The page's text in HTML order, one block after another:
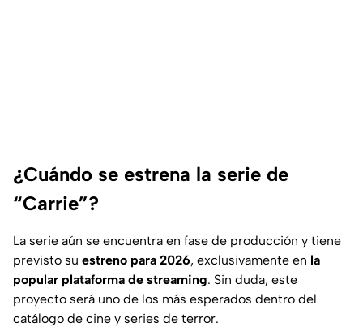
¿Cuándo se estrena la serie de
“Carrie”?
La serie aún se encuentra en fase de producción y tiene
previsto su estreno para 2026, exclusivamente en la
popular plataforma de streaming. Sin duda, este
proyecto será uno de los más esperados dentro del
catálogo de cine y series de terror.